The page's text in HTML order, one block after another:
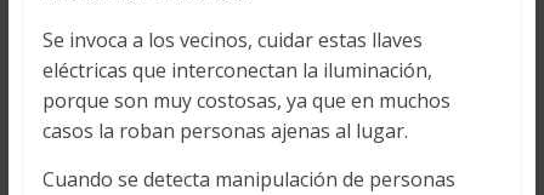
Se invoca a los vecinos, cuidar estas llaves
eléctricas que interconectan la iluminación,
porque son muy costosas, ya que en muchos
casos la roban personas ajenas al lugar.
Cuando se detecta manipulación de personas